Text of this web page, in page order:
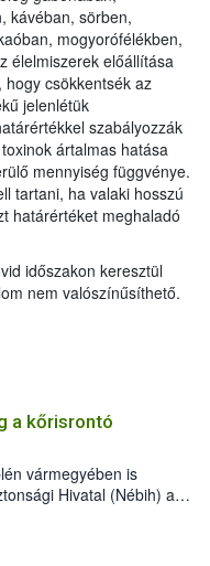
kávéban, sörben,
mogyorófélékben,
élelmiszerek előállítása
csökkentsék az
jelenlétük
szabályozzák
ártalmas hatása
mennyiség függvénye.
tartani, ha valaki hosszú
határértéket meghaladó
időszakon keresztül
nem valószínűsíthető.
a kőrisrontó
vármegyében is
Hivatal (Nébih) a
jelenlétét. A
meg, de már fertőzött